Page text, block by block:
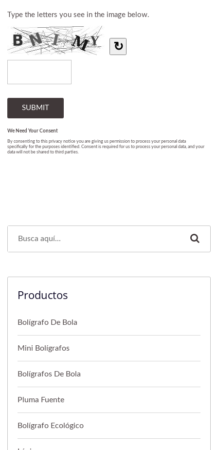
Productos
Bolígrafo De Bola
Mini Bolígrafos
Bolígrafos De Bola
Pluma Fuente
Bolígrafo Ecológico